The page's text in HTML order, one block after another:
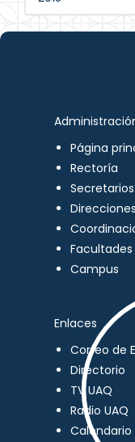
Página
Rectoría
Secretarios
Direcciones
Facultades
Campus
Enlaces
Correo de
Directorio
TV UAQ
Radio UAQ
Calendario